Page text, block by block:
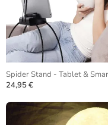
24,95 €